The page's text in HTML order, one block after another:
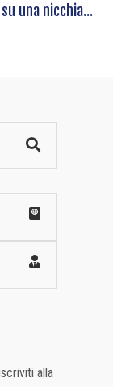
una nicchia...
alla